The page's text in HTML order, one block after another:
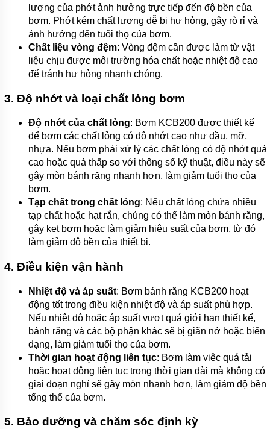
lượng của phớt ảnh hưởng trực tiếp đến độ bền của
bơm. Phớt kém chất lượng dễ bị hư hỏng, gây rò rỉ và
ảnh hưởng đến tuổi thọ của bơm.
Chất liệu vòng đệm: Vòng đệm cần được làm từ vật
liệu chịu được môi trường hóa chất hoặc nhiệt độ cao
để tránh hư hỏng nhanh chóng.
3. Độ nhớt và loại chất lỏng bơm
Độ nhớt của chất lỏng: Bơm KCB200 được thiết kế
để bơm các chất lỏng có độ nhớt cao như dầu, mỡ,
nhựa. Nếu bơm phải xử lý các chất lỏng có độ nhớt quá
cao hoặc quá thấp so với thông số kỹ thuật, điều này sẽ
gây mòn bánh răng nhanh hơn, làm giảm tuổi thọ của
bơm.
Tạp chất trong chất lỏng: Nếu chất lỏng chứa nhiều
tạp chất hoặc hạt rắn, chúng có thể làm mòn bánh răng,
gây kẹt bơm hoặc làm giảm hiệu suất của bơm, từ đó
làm giảm độ bền của thiết bị.
4. Điều kiện vận hành
Nhiệt độ và áp suất: Bơm bánh răng KCB200 hoạt
động tốt trong điều kiện nhiệt độ và áp suất phù hợp.
Nếu nhiệt độ hoặc áp suất vượt quá giới hạn thiết kế,
bánh răng và các bộ phận khác sẽ bị giãn nở hoặc biến
dạng, làm giảm tuổi thọ của bơm.
Thời gian hoạt động liên tục: Bơm làm việc quá tải
hoặc hoạt động liên tục trong thời gian dài mà không có
giai đoạn nghỉ sẽ gây mòn nhanh hơn, làm giảm độ bền
tổng thể của bơm.
5. Bảo dưỡng và chăm sóc định kỳ